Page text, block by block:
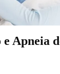
e Apneia